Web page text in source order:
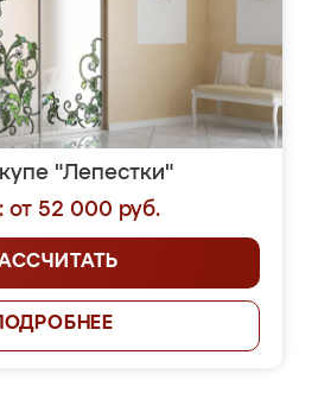
"Лепестки"
от 52 000 руб.